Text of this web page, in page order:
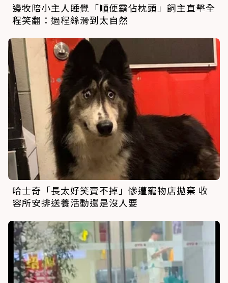
邊牧陪小主人睡覺「順便霸佔枕頭」飼主直擊全
程笑翻：過程絲滑到太自然
哈士奇「長太好笑賣不掉」慘遭寵物店拋棄 收
容所安排送養活動還是沒人要